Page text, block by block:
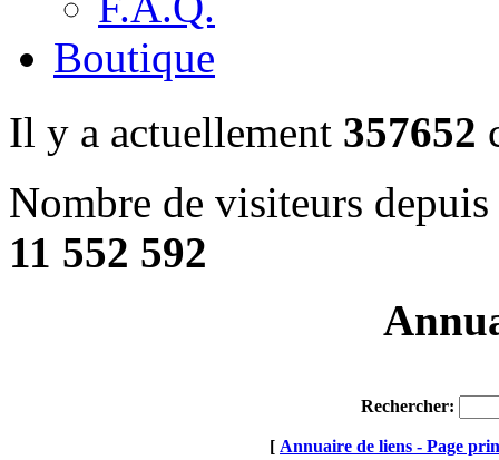
Boutique
Il y a actuellement 357652
Nombre de visiteurs
11 552 592
Rechercher:
[ Annuaire de liens - Page